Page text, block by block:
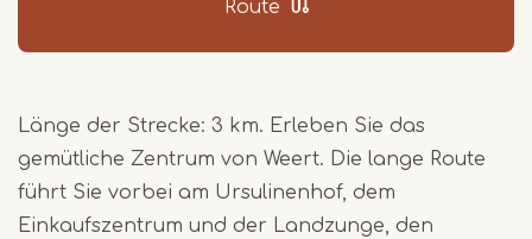
Route
Länge der Strecke: 3 km. Erleben Sie das
gemütliche Zentrum von Weert. Die lange Route
führt Sie vorbei am Ursulinenhof, dem
Einkaufszentrum und der Landzunge, den